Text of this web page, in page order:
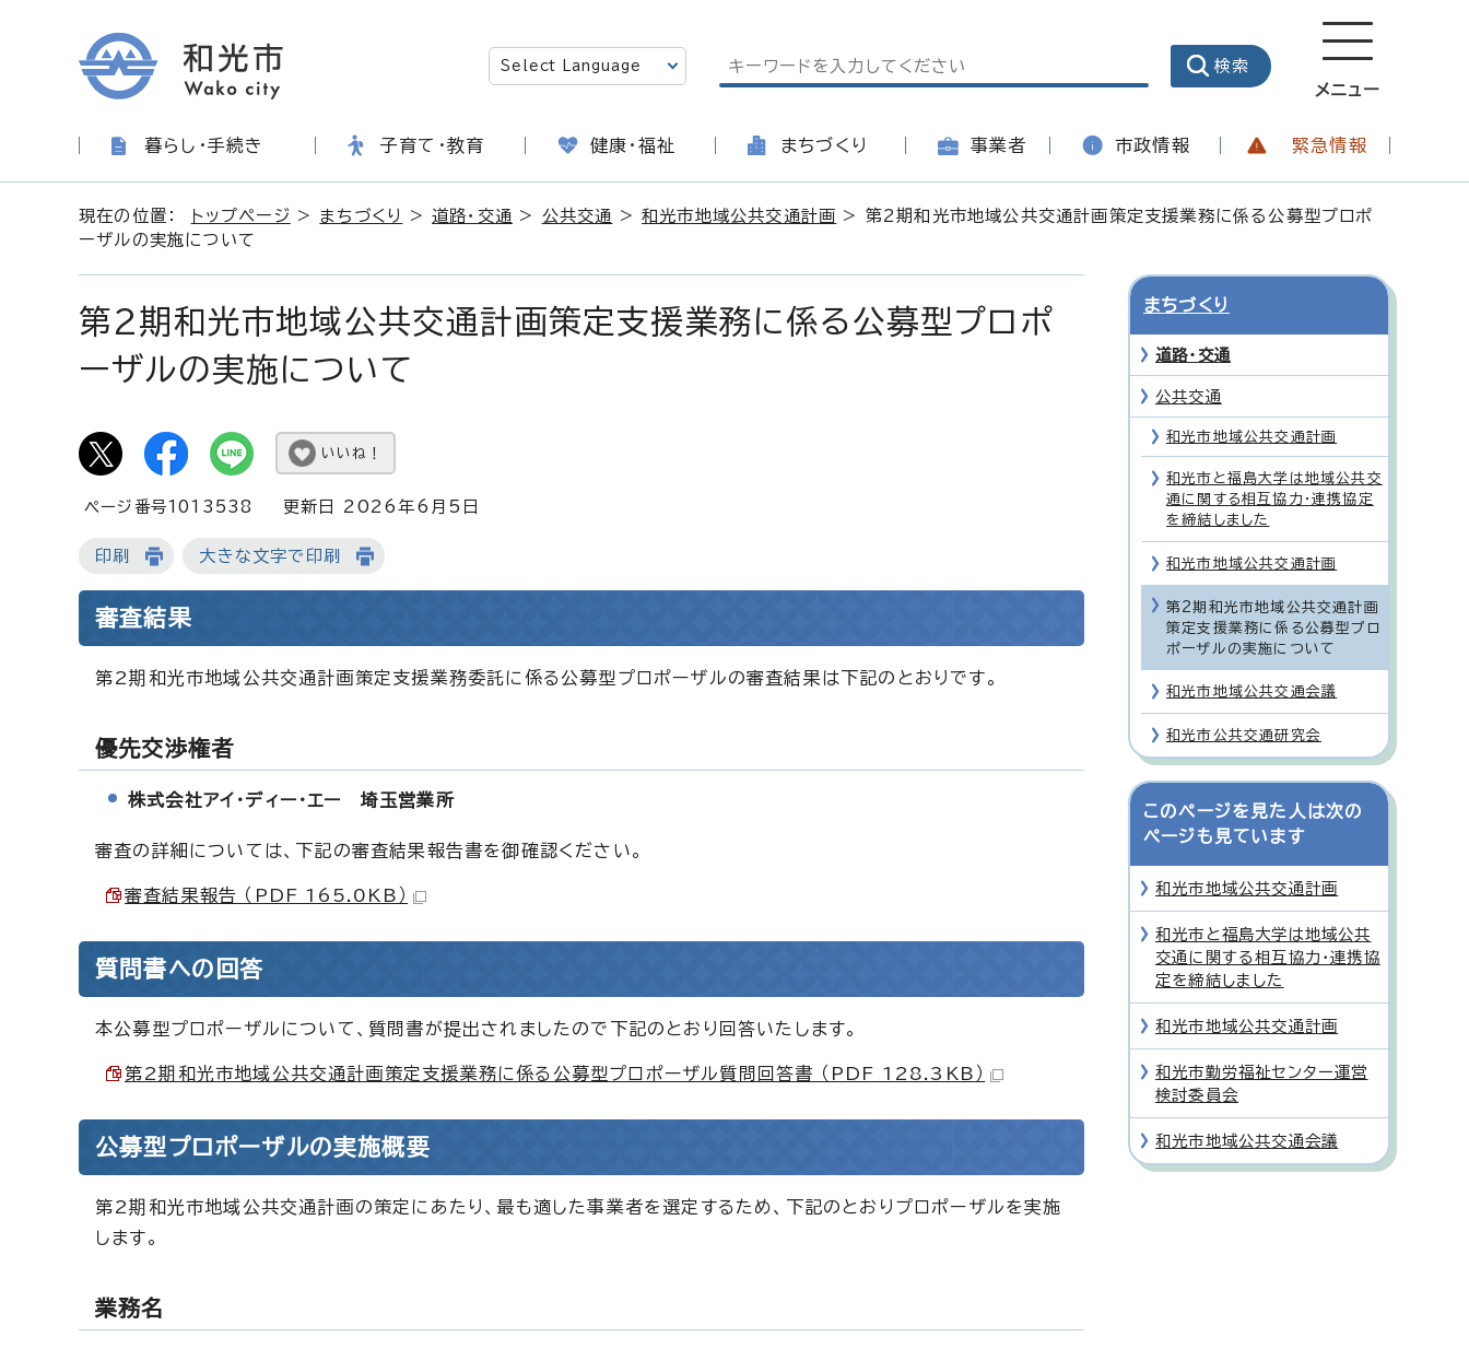
メニュー
暮らし・手続き 子育て・教育 健康・福祉 まちづくり 事業者 市政情報 緊急情報
現在の位置： トップページ > まちづくり >道路・交通 > 公共交通 >和光市地域公共交通計画 > 第2期和光市地域公共交通計画策定支援業務に係る公募型プロポ
ーザルの実施について
第2期和光市地域公共交通計画策定支援業務に係る公募型プロポ
ーザルの実施について
いいね！
ページ番号1013538 更新日 2026年6月5日
印刷 大きな文字で印刷
審査結果
第2期和光市地域公共交通計画策定支援業務委託に係る公募型プロポーザルの審査結果は下記のとおりです。
優先交渉権者
株式会社アイ・ディー・エー 埼玉営業所
審査の詳細については、下記の審査結果報告書を御確認ください。
審査結果報告 （PDF 165.0KB）
質問書への回答
本公募型プロポーザルについて、質問書が提出されましたので下記のとおり回答いたします。
第2期和光市地域公共交通計画策定支援業務に係る公募型プロポーザル質問回答書 （PDF 128.3KB）
公募型プロポーザルの実施概要
第2期和光市地域公共交通計画の策定にあたり、最も適した事業者を選定するため、下記のとおりプロポーザルを実施
します。
業務名
まちづくり
道路・交通
公共交通
和光市地域公共交通計画
和光市と福島大学は地域公共交
通に関する相互協力・連携協定
を締結しました
和光市地域公共交通計画
第2期和光市地域公共交通計画
策定支援業務に係る公募型プロ
ポーザルの実施について
和光市地域公共交通会議
和光市公共交通研究会
このページを見た人は次の
ページも見ています
和光市地域公共交通計画
和光市と福島大学は地域公共
交通に関する相互協力・連携協
定を締結しました
和光市地域公共交通計画
和光市勤労福祉センター運営
検討委員会
和光市地域公共交通会議